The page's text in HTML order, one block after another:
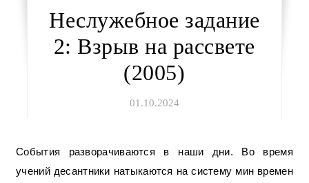
Неслужебное задание
2: Взрыв на рассвете
(2005)
01.10.2024
События разворачиваются в наши дни. Во время
учений десантники натыкаются на систему мин времен